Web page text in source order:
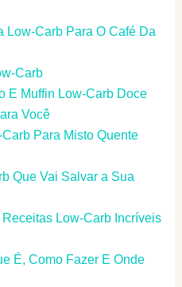
Low-Carb Para O Café Da
Carb
E Muffin Low-Carb Doce
Você
Para Misto Quente
Que Vai Salvar a Sua
Low-Carb Incríveis
É, Como Fazer E Onde